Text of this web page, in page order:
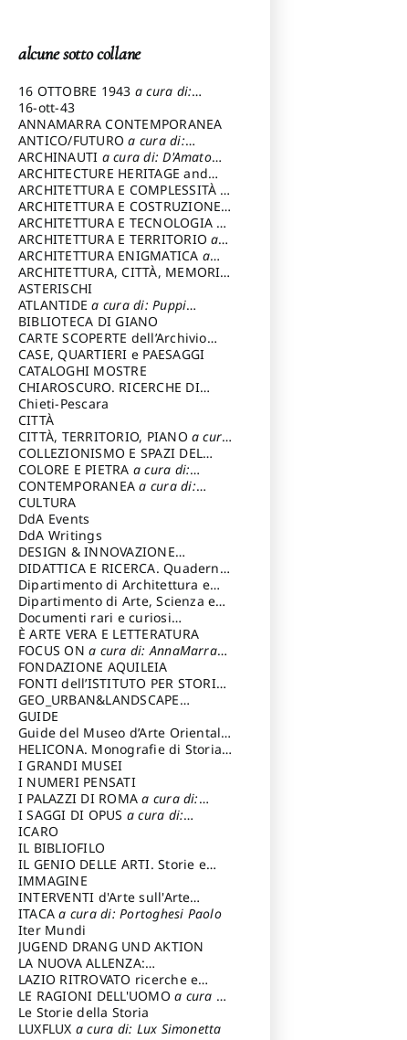
alcune sotto collane
16 OTTOBRE 1943 a cura di:
Pezzetti Marcello
16-ott-43
ANNAMARRA CONTEMPORANEA
ANTICO/FUTUROa cura di:
Varagnoli Claudio
ARCHINAUTI a cura di: D'Amato
Claudio
ARCHITECTURE HERITAGE and
DESIGN
ARCHITETTURA E COMPLESSITÀ a
cura di: Piva Antonio
ARCHITETTURA E COSTRUZIONEa
cura di: Poretti Sergio
ARCHITETTURA E TECNOLOGIA a
cura di: Carrara Gianfranco
ARCHITETTURA E TERRITORIOa
cura di: Pietrogrande Enrico
ARCHITETTURA ENIGMATICA a
cura di: Lenci Ruggero
ARCHITETTURA, CITTÀ, MEMORIA
a cura di: Valeriani Enrico
ASTERISCHI
ATLANTIDEa cura di: Puppi
Lionello
BIBLIOTECA DI GIANO
CARTE SCOPERTE dell’Archivio
Storico Capitolino
CASE, QUARTIERI e PAESAGGI
CATALOGHI MOSTRE
CHIAROSCURO. RICERCHE DI
STORIA E STORIA DELL'ARTE
cura di: Di Carpegna Falconieri
Tommaso
Chieti-Pescara
CITTÀ
CITTÀ, TERRITORIO, PIANO a cura
di: Imbesi Giuseppe
COLLEZIONISMO E SPAZI DEL
COLLEZIONISMO a cura di:
Magnani Lauro
COLORE E PIETRA a cura di:
Selvaggi Giuseppe
CONTEMPORANEAa cura di:
Gubinelli Luna
CULTURA
DdA Events
DdA Writings
DESIGN & INNOVAZIONE
TECNOLOGICAa cura di: Vallicelli
Andrea
DIDATTICA E RICERCA. Quaderni
della Scuola
Dipartimento di Architettura e
Analisi della Città Mediterranea
Dipartimento di Arte, Scienza e
Tecnica del Costuire
Documenti rari e curiosi
dall'Archivio Segreto
È ARTE VERA E LETTERATURA
FOCUS ONa cura di: AnnaMarra
Contemporanea
FONDAZIONE AQUILEIA
FONTI dell’ISTITUTO PER STORIA
DEL RISORGIMENTO
GEO_URBAN&LANDSCAPE
PLANNING (GULP)
Trusiani Elio
GUIDE
Guide del Museo d’Arte Orientale
“Giuseppe Tucci”
HELICONA. Monografie di Storia
dell'Artea cura di: Gallo Marco
I GRANDI MUSEI
I NUMERI PENSATI
I PALAZZI DI ROMAa cura di:
Ippoliti Alessandro
I SAGGI DI OPUS a cura di:
Scalesse Tommaso
ICARO
IL BIBLIOFILO
IL GENIO DELLE ARTI. Storie e
interpretazione
IMMAGINE
INTERVENTI d'Arte sull'Arte
dedicata alla cultura della
conservazione d’arte
Fondazione Paola Droghetti onlus
ITACAa cura di: Portoghesi Paolo
Iter Mundi
JUGEND DRANG UND AKTION
LA NUOVA ALLENZA:
ARCHITETTURA & AMBIENTE
LAZIO RITROVATO ricerche e
restauri
LE RAGIONI DELL'UOMOa cura di:
Lombardi Satriani Luigi
Le Storie della Storia
LUXFLUX a cura di: Lux Simonetta